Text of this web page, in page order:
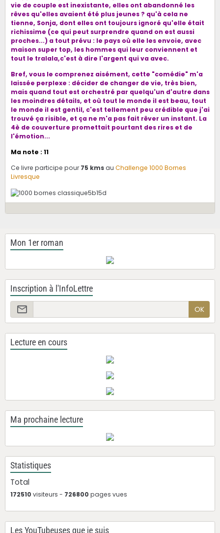
vie de couple est inexistante, elles ont abandonné les
rêves qu'elles avaient été plus jeunes ? qu'à cela ne
tienne, Sonja, dont elles ont toujours ignoré qu'elle était
richissime (ce qui peut surprendre quand on est aussi
proches...) a tout prévu : le pays où elle les envoie, avec
maison super top, les hommes qui leur conviennent et
tout le tralala,c'est à dire l'argent qui va avec.
Bref, vous le comprenez aisément, cette "comédie" m'a
laissée perplexe : décider de changer de vie, très bien,
mais quand tout est orchestré par quelqu'un d'autre dans
les moindres détails, et où tout le monde il est beau, tout
le monde il est gentil, c'est tellement peu crédible que j'ai
trouvé ça risible, et ça ne m'a pas fait rêver un instant. La
4è de couverture promettait pourtant des rires et de
l'émotion...
Ma note : 11
Ce livre participe pour75 kmsau Challenge 1000 Bornes
Livresque
Mon 1er roman
Inscription à l'InfoLettre
OK
Lecture en cours
Ma prochaine lecture
Statistiques
Total
172510 visiteurs - 726800 pages vues
Les YouTubeuses que je suis